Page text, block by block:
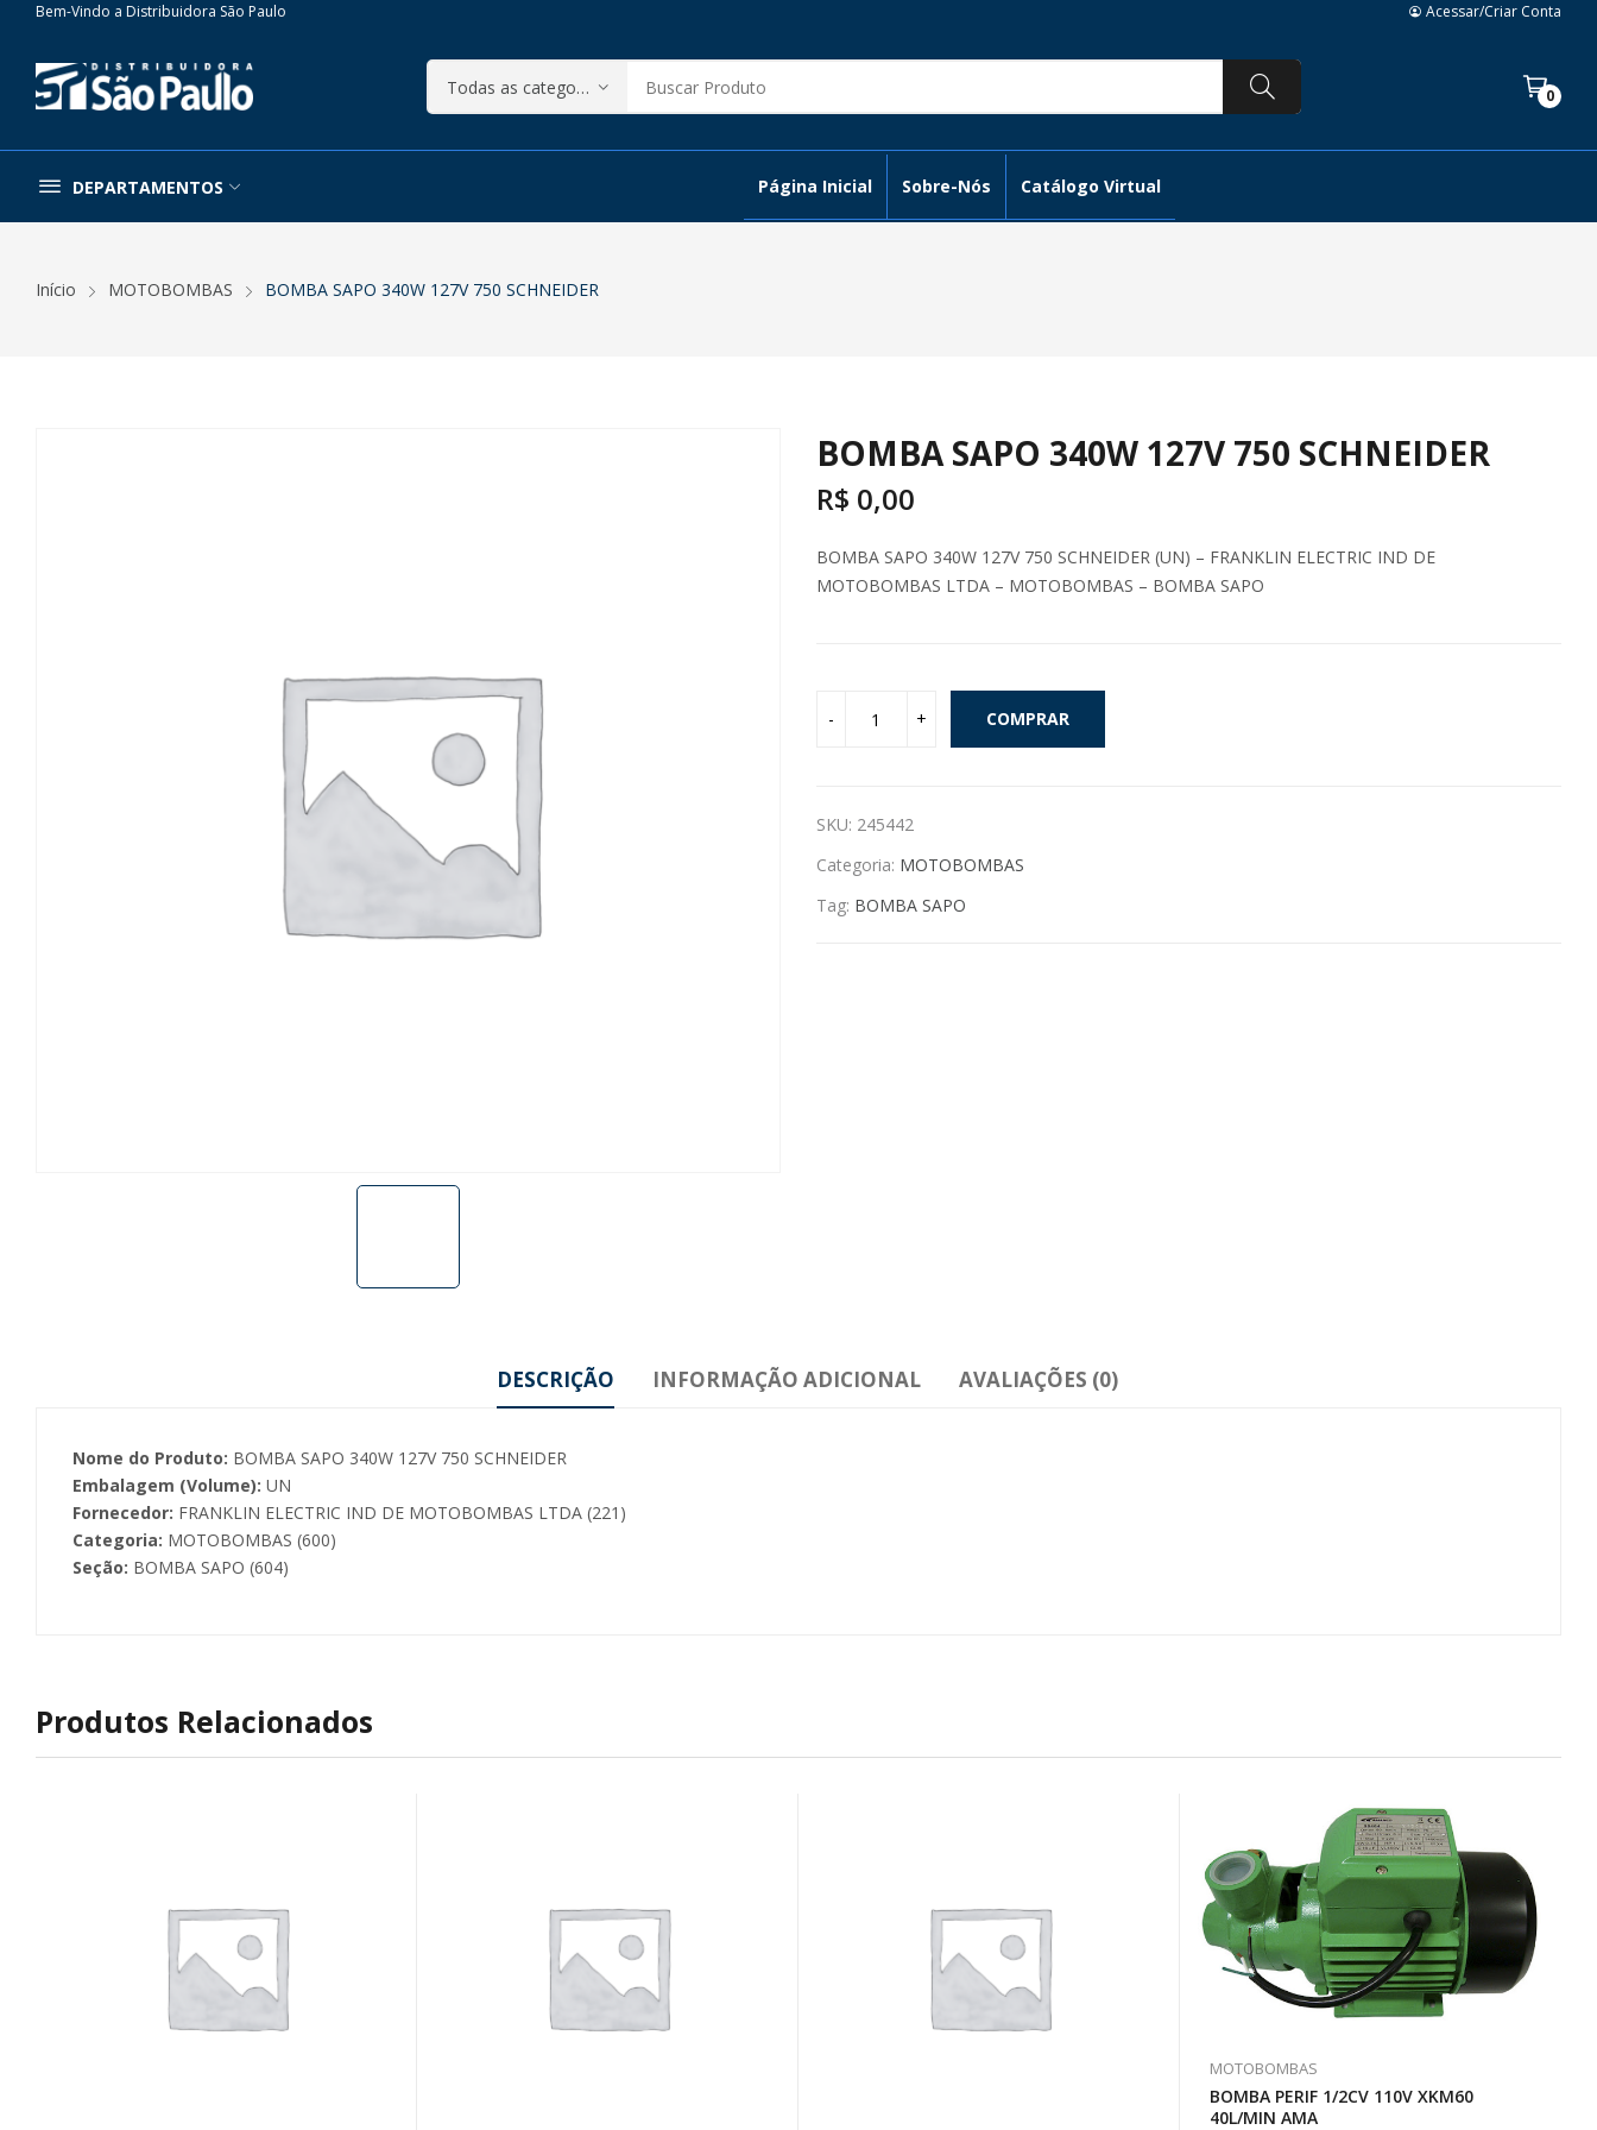
Bem-Vindo a Distribuidora São Paulo Acessar/Criar Conta
0
DEPARTAMENTOS Página Inicial Sobre-Nós Catálogo Virtual
Início MOTOBOMBAS BOMBA SAPO 340W 127V 750 SCHNEIDER
BOMBA SAPO 340W 127V 750 SCHNEIDER
R$ 0,00
BOMBA SAPO 340W 127V 750 SCHNEIDER (UN) – FRANKLIN ELECTRIC IND DE
MOTOBOMBAS LTDA – MOTOBOMBAS – BOMBA SAPO
COMPRAR
SKU: 245442
Categoria: MOTOBOMBAS
Tag: BOMBA SAPO
DESCRIÇÃO INFORMAÇÃO ADICIONAL AVALIAÇÕES (0)
Nome do Produto: BOMBA SAPO 340W 127V 750 SCHNEIDER
Embalagem (Volume): UN
Fornecedor: FRANKLIN ELECTRIC IND DE MOTOBOMBAS LTDA (221)
Categoria: MOTOBOMBAS (600)
Seção: BOMBA SAPO (604)
Produtos Relacionados
MOTOBOMBAS
BOMBA PERIF 1/2CV 110V XKM60
40L/MIN AMA